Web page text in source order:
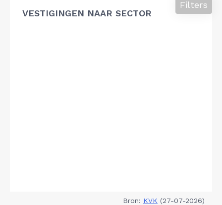
VESTIGINGEN NAAR SECTOR
Filters
Bron: KVK (27-07-2026)